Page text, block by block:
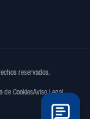
reservados.
de CookiesAviso Legal